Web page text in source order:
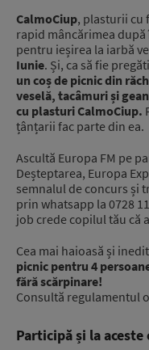
CalmoCiup, plasturii cu
rapid mâncărimea
pentru ieșirea la iarbă
Iunie. Și, ca să fie
un coș de picnic din
veselă, tacâmuri și
cu plasturi CalmoCiup.
țânțarii fac parte din ea.
Ascultă Europa FM pe
Deșteptarea, Europa
semnalul de concurs și
prin whatsapp la 0728
job crede copilul tău că
Cea mai haioasă și
picnic pentru 4
fără scărpinare!
Consultă regulamentul
Participă și la